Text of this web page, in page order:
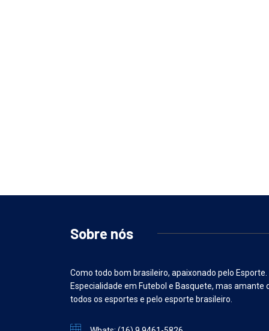
Sobre nós
Como todo bom brasileiro, apaixonado pelo Esporte.
Especialidade em Futebol e Basquete, mas amante
todos os esportes e pelo esporte brasileiro.